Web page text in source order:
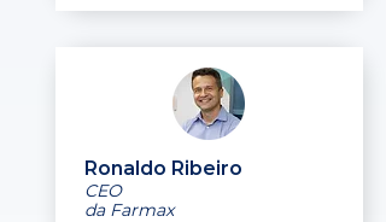
Ronaldo Ribeiro
CEO
da Farmax